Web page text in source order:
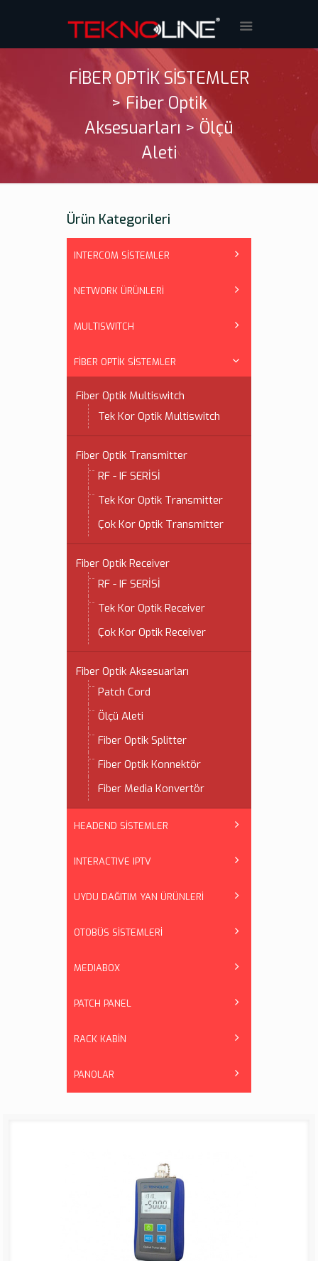
FİBER OPTİK SİSTEMLER
> Fiber Optik
Aksesuarları > Ölçü
Aleti
Ürün Kategorileri
INTERCOM SİSTEMLER
NETWORK ÜRÜNLERİ
MULTISWITCH
FİBER OPTİK SİSTEMLER
Fiber Optik Multiswitch
Tek Kor Optik Multiswitch
Fiber Optik Transmitter
RF - IF SERİSİ
Tek Kor Optik Transmitter
Çok Kor Optik Transmitter
Fiber Optik Receiver
RF - IF SERİSİ
Tek Kor Optik Receiver
Çok Kor Optik Receiver
Fiber Optik Aksesuarları
Patch Cord
Ölçü Aleti
Fiber Optik Splitter
Fiber Optik Konnektör
Fiber Media Konvertör
HEADEND SİSTEMLER
INTERACTIVE IPTV
UYDU DAĞITIM YAN ÜRÜNLERİ
OTOBÜS SİSTEMLERİ
MEDIABOX
PATCH PANEL
RACK KABİN
PANOLAR